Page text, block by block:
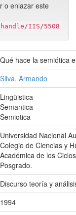
o enlazar este
IIS/5508
Qué hace la semiótica
Silva, Armando
Lingüistica
Semantica
Semiotica
Universidad Nacional
Colegio de Ciencias y
Académica de los
Posgrado.
Discurso teoría y
1994